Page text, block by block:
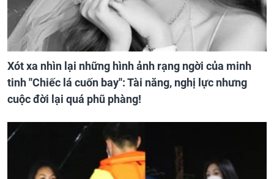
Xót xa nhìn lại những hình ảnh rạng ngời của minh
tinh ''Chiếc lá cuốn bay'': Tài năng, nghị lực nhưng
cuộc đời lại quá phũ phàng!